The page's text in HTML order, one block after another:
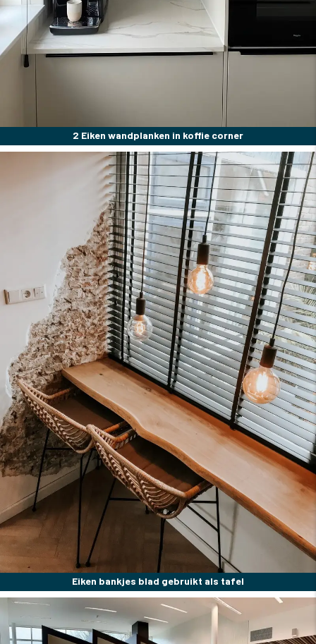
2 Eiken wandplanken in koffie corner
Eiken bankjes blad gebruikt als tafel